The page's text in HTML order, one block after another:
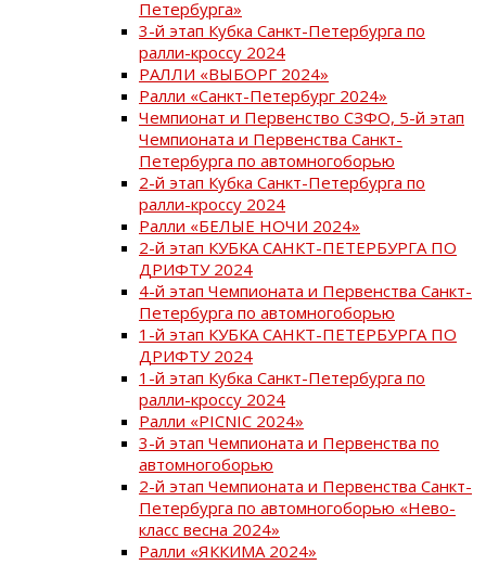
Петербурга»
3-й этап Кубка Санкт-Петербурга по
ралли-кроссу 2024
РАЛЛИ «ВЫБОРГ 2024»
Ралли «Санкт-Петербург 2024»
Чемпионат и Первенство СЗФО, 5-й этап
Чемпионата и Первенства Санкт-
Петербурга по автомногоборью
2-й этап Кубка Санкт-Петербурга по
ралли-кроссу 2024
Ралли «БЕЛЫЕ НОЧИ 2024»
2-й этап КУБКА САНКТ-ПЕТЕРБУРГА ПО
ДРИФТУ 2024
4-й этап Чемпионата и Первенства Санкт-
Петербурга по автомногоборью
1-й этап КУБКА САНКТ-ПЕТЕРБУРГА ПО
ДРИФТУ 2024
1-й этап Кубка Санкт-Петербурга по
ралли-кроссу 2024
Ралли «PICNIC 2024»
3-й этап Чемпионата и Первенства по
автомногоборью
2-й этап Чемпионата и Первенства Санкт-
Петербурга по автомногоборью «Нево-
класс весна 2024»
Ралли «ЯККИМА 2024»